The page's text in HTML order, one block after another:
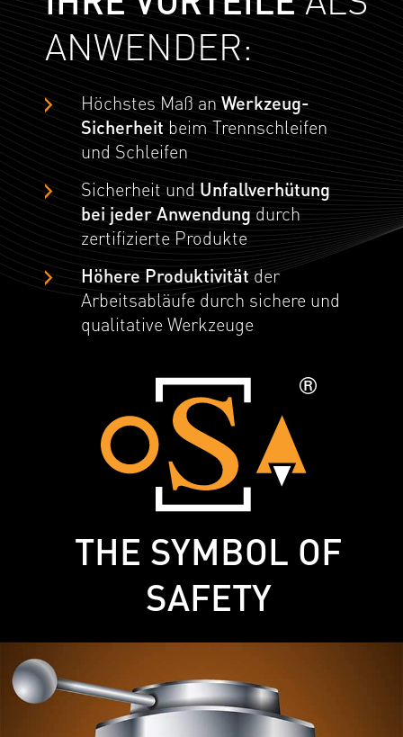
ANWENDER:
Höchstes Maß anWerkzeug-
Sicherheitbeim Trennschleifen
und Schleifen
Sicherheit undUnfallverhütung
bei jeder Anwendungdurch
zertifizierte Produkte
Höhere Produktivitätder
Arbeitsabläufe durch sichere und
qualitative Werkzeuge
THE SYMBOL OF
SAFETY